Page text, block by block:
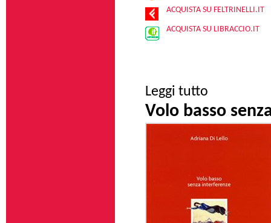
ACQUISTA SU FELTRINELLI.IT
ACQUISTA SU LIBRACCIO.IT
Leggi tutto
Volo basso